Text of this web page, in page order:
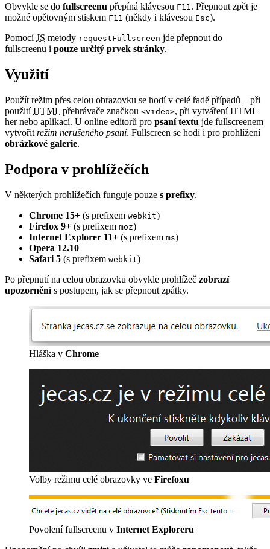
Obvykle se do fullscreenu přepíná klávesou F11 . Přepnout zpět je
možné opětovným stiskem F11 (někdy i klávesou Esc).
PomocíJS metody requestFullscreen jde přepnout do
fullscreenu i pouze určitý prvek stránky.
Využití
Použít režim přes celou obrazovku se hodí v celé řadě případů – při
použitíHTML přehrávače značkou <video>, při vytváření HTML
her nebo aplikací. U online editorů pro psaní textu jde fullscreenem
vytvořit režim nerušeného psaní. Fullscreen se hodí i pro prohlížení
obrázkové galerie.
Podpora v prohlížečích
V některých prohlížečích funguje pouze s prefixy.
Chrome 15+ (s prefixem webkit)
Firefox 9+ (s prefixem moz)
Internet Explorer 11+ (s prefixem ms)
Opera 12.10
Safari 5 (s prefixem webkit)
Po přepnutí na celou obrazovku obvykle prohlížeč zobrazí
upozorněnís postupem, jak se přepnout zpátky.
Hláška v Chrome
Volby režimu celé obrazovky ve Firefoxu
Povolení fullscreenu v Internet Exploreru